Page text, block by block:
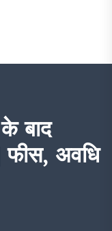
बाद
फीस, अवधि